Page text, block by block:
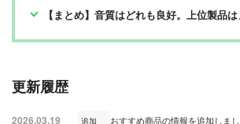
【まとめ】音質はどれも良好。上位製品
更新履歴
2026.03.19 追加 おすすめ商品の情報を追加しまし